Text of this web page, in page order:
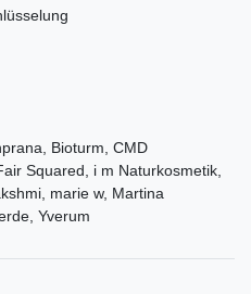
Bioturm, CMD
Squared, i m Naturkosmetik,
marie w, Martina
Yverum